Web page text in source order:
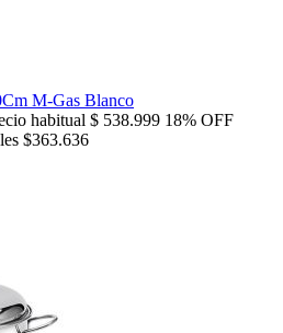
M-Gas Blanco
habitual $ 538.999 18% OFF
$363.636